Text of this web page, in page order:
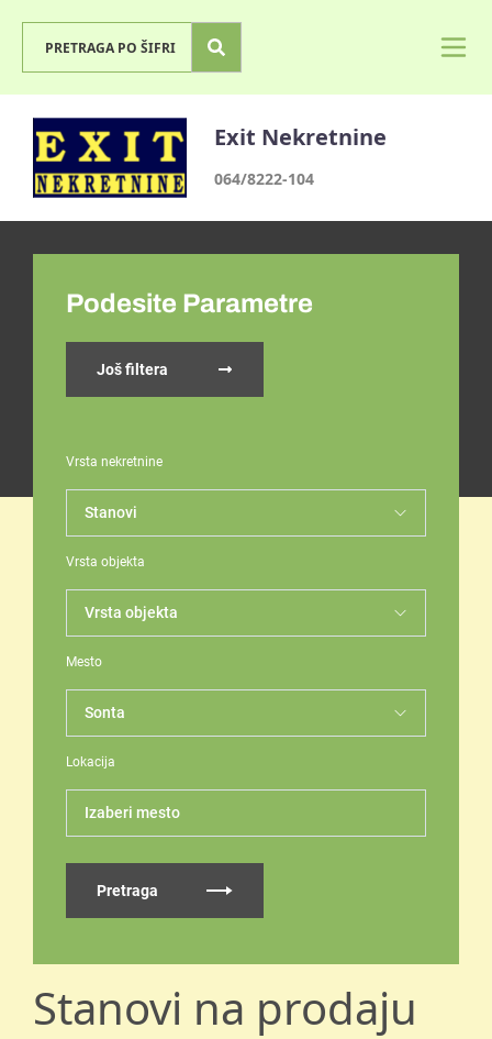
Exit Nekretnine
064/8222-104
Podesite Parametre
Još filtera
Vrsta nekretnine
Vrsta objekta
Mesto
Lokacija
Izaberi mesto
Pretraga
Stanovi na prodaju